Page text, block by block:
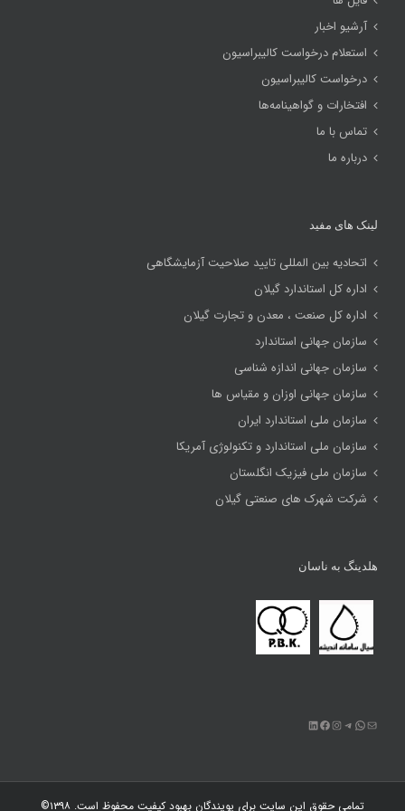
آرشیو اخبار
استعلام درخواست کالیبراسیون
درخواست کالیبراسیون
افتخارات و گواهینامه‌ها
تماس با ما
درباره ما
لینک های مفید
اتحادیه بین المللی تایید صلاحیت آزمایشگاهی
اداره کل استاندارد گیلان
اداره کل صنعت ، معدن و تجارت گیلان
سازمان جهانی استاندارد
سازمان جهانی اندازه شناسی
سازمان جهانی اوزان و مقیاس ها
سازمان ملی استاندارد ایران
سازمان ملی استاندارد و تکنولوژی آمریکا
سازمان ملی فیزیک انگلستان
شرکت شهرک های صنعتی گیلان
هلدینگ به ناسان
ایمیل واتس‌اپ
تلگراماینستاگرم
فیس‌بوک
تمامی حقوق این سایت برای پویندگان بهبود کیفیت محفوظ است. ۱۳۹۸©